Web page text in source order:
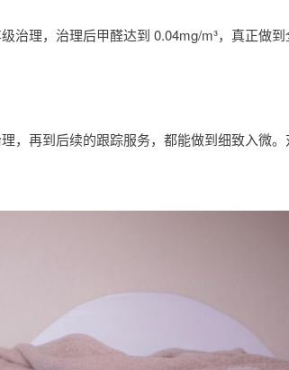
治理，治理后甲醛达到 0.04mg/m³，真正做
，再到后续的跟踪服务，都能做到细致入微